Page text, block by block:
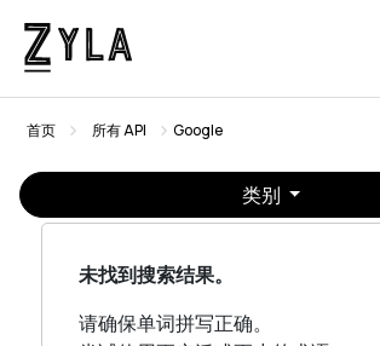
首页 所有 API Google
类别
未找到搜索结果。
请确保单词拼写正确。